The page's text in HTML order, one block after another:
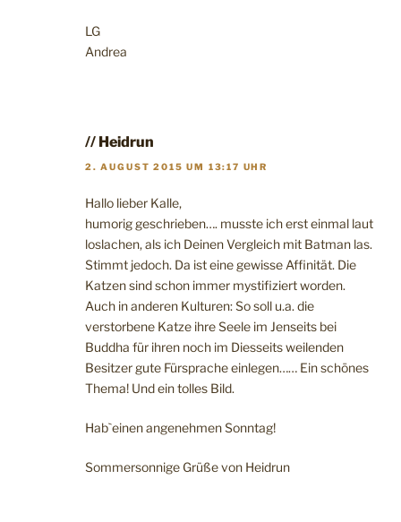
LG
Andrea
// Heidrun
2. AUGUST 2015 UM 13:17 UHR
Hallo lieber Kalle,
humorig geschrieben…. musste ich erst einmal laut
loslachen, als ich Deinen Vergleich mit Batman las.
Stimmt jedoch. Da ist eine gewisse Affinität. Die
Katzen sind schon immer mystifiziert worden.
Auch in anderen Kulturen: So soll u.a. die
verstorbene Katze ihre Seele im Jenseits bei
Buddha für ihren noch im Diesseits weilenden
Besitzer gute Fürsprache einlegen…… Ein schönes
Thema! Und ein tolles Bild.
Hab`einen angenehmen Sonntag!
Sommersonnige Grüße von Heidrun